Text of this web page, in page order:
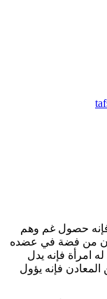
حصول غم وهم
من فضة في عضده
امرأة فإنه يدل
فإنه يؤول